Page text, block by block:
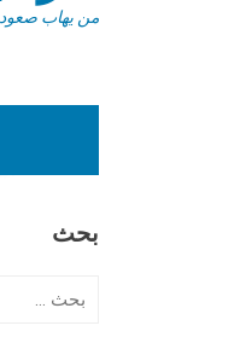
من يهاب صعود
بحث